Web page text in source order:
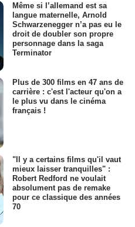
Même si l’allemand est sa
langue maternelle, Arnold
Schwarzenegger n’a pas eu le
droit de doubler son propre
personnage dans la saga
Terminator
Plus de 300 films en 47 ans de
carrière : c'est l'acteur qu'on a
le plus vu dans le cinéma
français !
"Il y a certains films qu'il vaut
mieux laisser tranquilles" :
Robert Redford ne voulait
absolument pas de remake
pour ce classique des années
70